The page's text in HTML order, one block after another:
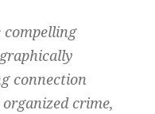
compelling
connection
crime,